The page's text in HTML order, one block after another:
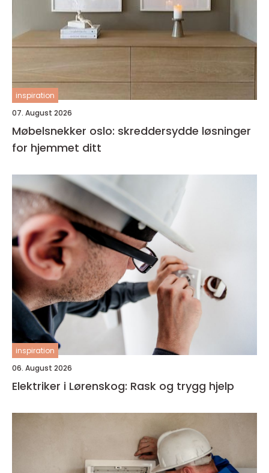
inspiration
07. August 2026
Møbelsnekker oslo: skreddersydde løsninger
for hjemmet ditt
inspiration
06. August 2026
Elektriker i Lørenskog: Rask og trygg hjelp